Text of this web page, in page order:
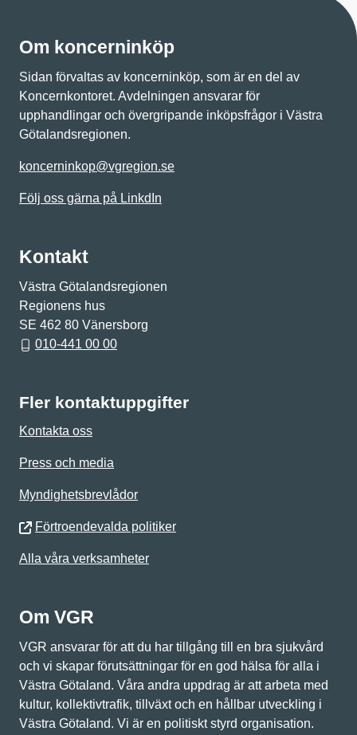
Om koncerninköp
Sidan förvaltas av koncerninköp, som är en del av
Koncernkontoret. Avdelningen ansvarar för
upphandlingar och övergripande inköpsfrågor i Västra
Götalandsregionen.
koncerninkop@vgregion.se
Följ oss gärna på LinkdIn
Kontakt
Västra Götalandsregionen
Regionens hus
SE 462 80 Vänersborg
010-441 00 00
Fler kontaktuppgifter
Kontakta oss
Press och media
Myndighetsbrevlådor
Förtroendevalda politiker
Alla våra verksamheter
Om VGR
VGR ansvarar för att du har tillgång till en bra sjukvård
och vi skapar förutsättningar för en god hälsa för alla i
Västra Götaland. Våra andra uppdrag är att arbeta med
kultur, kollektivtrafik, tillväxt och en hållbar utveckling i
Västra Götaland. Vi är en politiskt styrd organisation.